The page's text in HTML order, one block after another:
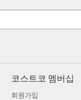
코스트코 멤버십
회원가입